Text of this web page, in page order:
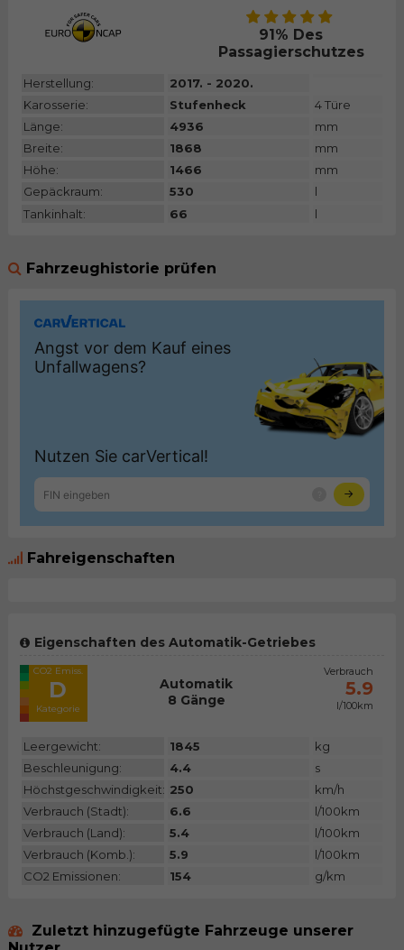
91% Des
Passagierschutzes
Herstellung:
2017. - 2020.
Karosserie:
Stufenheck
4 Türe
Länge:
4936
mm
Breite:
1868
mm
Höhe:
1466
mm
Gepäckraum:
530
l
Tankinhalt:
66 l
Fahrzeughistorie prüfen
Fahreigenschaften
Eigenschaften des Automatik-Getriebes
CO2 Emiss.
D
Kategorie
Automatik
8 Gänge
Verbrauch
5.9
l/100km
Leergewicht: 1845
kg
Beschleunigung:
4.4
s
Höchstgeschwindigkeit: 250
km/h
Verbrauch (Stadt):
6.6
l/100km
Verbrauch (Land):
5.4
l/100km
Verbrauch (Komb.):
5.9
l/100km
CO2 Emissionen:
154 g/km
Zuletzt hinzugefügte Fahrzeuge unserer